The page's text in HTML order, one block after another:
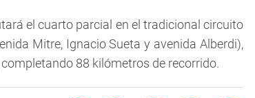
el cuarto parcial en el tradicional circuito
Mitre, Ignacio Sueta y avenida Alberdi),
88 kilómetros de recorrido.